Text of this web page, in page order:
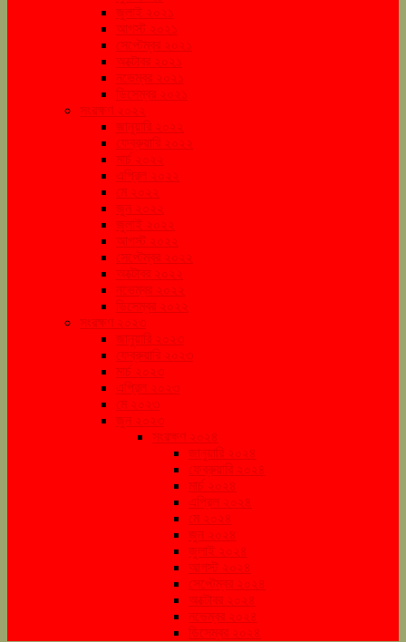
জুলাই ২০২১
আগস্ট ২০২১
সেপ্টেম্বর ২০২১
অক্টোবর ২০২১
নভেম্বর ২০২১
ডিসেম্বর ২০২১
সংরক্ষণ ২০২২
জানুয়ারি ২০২২
ফেব্রুয়ারি ২০২২
মার্চ ২০২২
এপ্রিল ২০২২
মে ২০২২
জুন ২০২২
জুলাই ২০২২
আগস্ট ২০২২
সেপ্টেম্বর ২০২২
অক্টোবর ২০২২
নভেম্বর ২০২২
ডিসেম্বর ২০২২
সংরক্ষণ ২০২৩
জানুয়ারি ২০২৩
ফেব্রুয়ারি ২০২৩
মার্চ ২০২৩
এপ্রিল ২০২৩
মে ২০২৩
জুন ২০২৩
সংরক্ষণ ২০২৪
জানুয়ারি ২০২৪
ফেব্রুয়ারি ২০২৪
মার্চ ২০২৪
এপ্রিল ২০২৪
মে ২০২৪
জুন ২০২৪
জুলাই ২০২৪
আগস্ট ২০২৪
সেপ্টেম্বর ২০২৪
অক্টোবর ২০২৪
নভেম্বর ২০২৪
ডিসেম্বর ২০২৪